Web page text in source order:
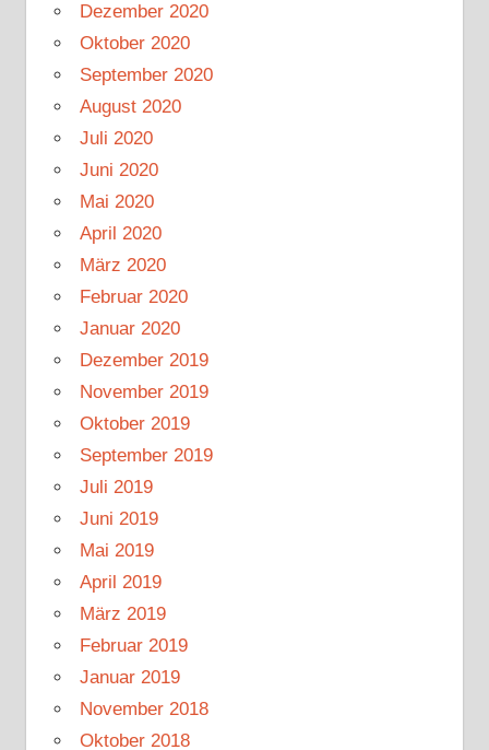
Dezember 2020
Oktober 2020
September 2020
August 2020
Juli 2020
Juni 2020
Mai 2020
April 2020
März 2020
Februar 2020
Januar 2020
Dezember 2019
November 2019
Oktober 2019
September 2019
Juli 2019
Juni 2019
Mai 2019
April 2019
März 2019
Februar 2019
Januar 2019
November 2018
Oktober 2018